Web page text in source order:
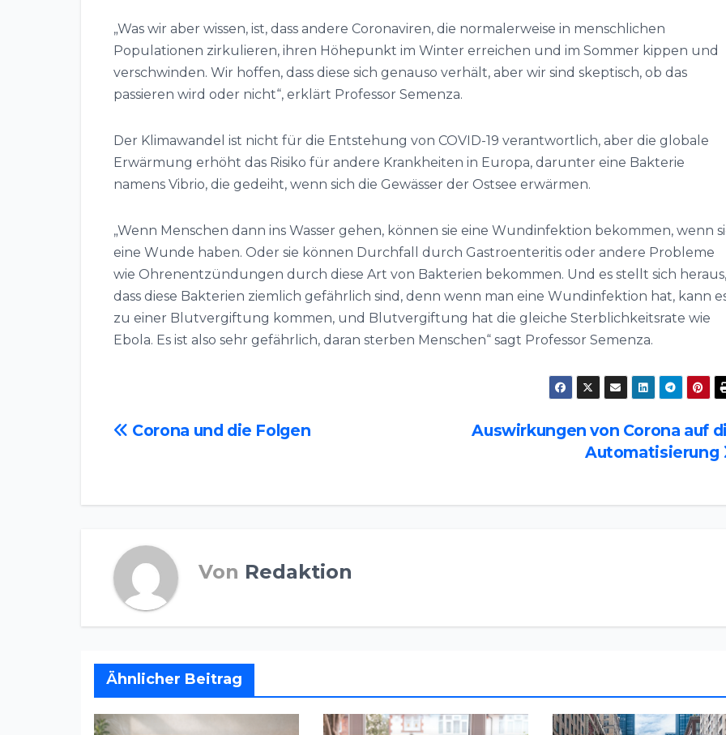
„Was wir aber wissen, ist, dass andere Coronaviren, die normalerweise in menschlichen
Populationen zirkulieren, ihren Höhepunkt im Winter erreichen und im Sommer kippen und
verschwinden. Wir hoffen, dass diese sich genauso verhält, aber wir sind skeptisch, ob das
passieren wird oder nicht“, erklärt Professor Semenza.
Der Klimawandel ist nicht für die Entstehung von COVID-19 verantwortlich, aber die globale
Erwärmung erhöht das Risiko für andere Krankheiten in Europa, darunter eine Bakterie
namens Vibrio, die gedeiht, wenn sich die Gewässer der Ostsee erwärmen.
„Wenn Menschen dann ins Wasser gehen, können sie eine Wundinfektion bekommen, wenn
eine Wunde haben. Oder sie können Durchfall durch Gastroenteritis oder andere Probleme
wie Ohrenentzündungen durch diese Art von Bakterien bekommen. Und es stellt sich heraus,
dass diese Bakterien ziemlich gefährlich sind, denn wenn man eine Wundinfektion hat, kann
zu einer Blutvergiftung kommen, und Blutvergiftung hat die gleiche Sterblichkeitsrate wie
Ebola. Es ist also sehr gefährlich, daran sterben Menschen“ sagt Professor Semenza.
Beitragsnavigation
Auswirkungen von Corona auf
Automatisierung
Corona und die Folgen
Von Redaktion
Ähnlicher Beitrag